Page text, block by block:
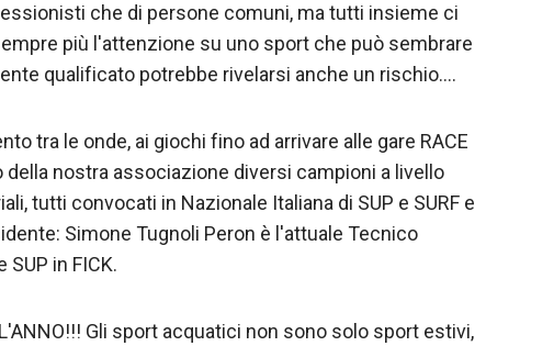
che di persone comuni, ma tutti insieme ci
più l'attenzione su uno sport che può sembrare
qualificato potrebbe rivelarsi anche un rischio....
tra le onde, ai giochi fino ad arrivare alle gare RACE
nostra associazione diversi campioni a livello
tutti convocati in Nazionale Italiana di SUP e SURF e
Simone Tugnoli Peron è l'attuale Tecnico
in FICK.
Gli sport acquatici non sono solo sport estivi,